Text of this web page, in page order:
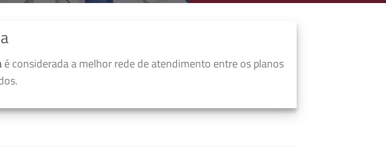
é considerada a melhor rede de atendimento entre os planos